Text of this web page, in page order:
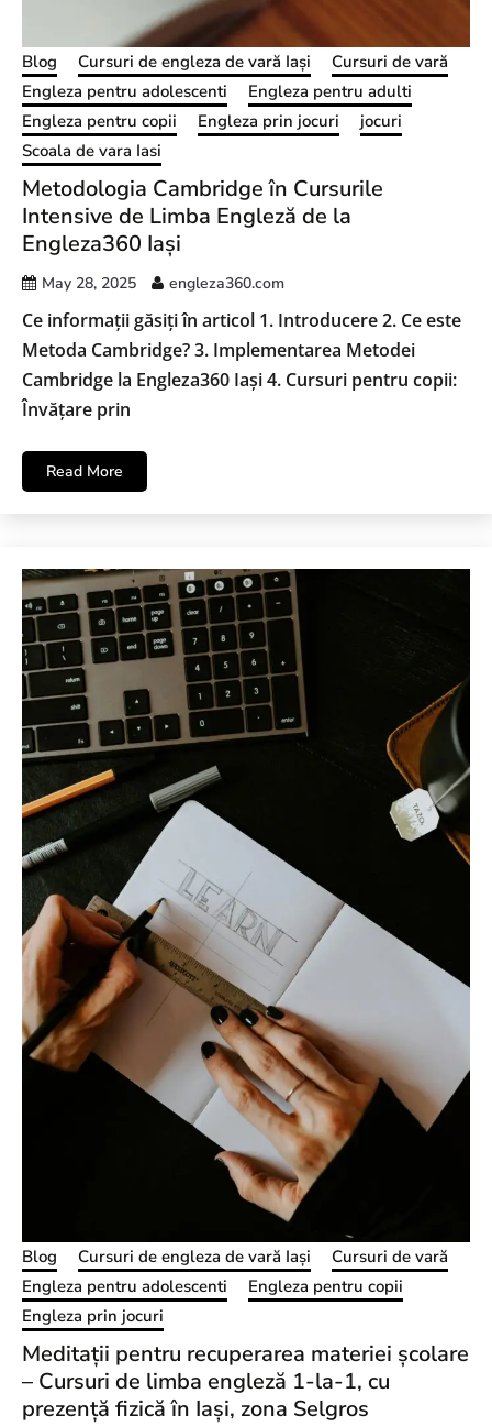
Blog Cursuri de engleza de vară Iași
Cursuri de vară
Engleza pentru adolescenti
Engleza pentru adulti
Engleza pentru copii
Engleza prin jocuri
jocuri
Scoala de vara Iasi
Metodologia Cambridge în Cursurile
Intensive de Limba Engleză de la
Engleza360 Iași
May 28, 2025 engleza360.com
Ce informații găsiți în articol 1. Introducere 2. Ce este
Metoda Cambridge? 3. Implementarea Metodei
Cambridge la Engleza360 Iași 4. Cursuri pentru copii:
Învățare prin
Read More
Blog Cursuri de engleza de vară Iași
Cursuri de vară
Engleza pentru adolescenti
Engleza pentru copii
Engleza prin jocuri
Meditații pentru recuperarea materiei școlare
– Cursuri de limba engleză 1-la-1, cu
prezență fizică în Iași, zona Selgros